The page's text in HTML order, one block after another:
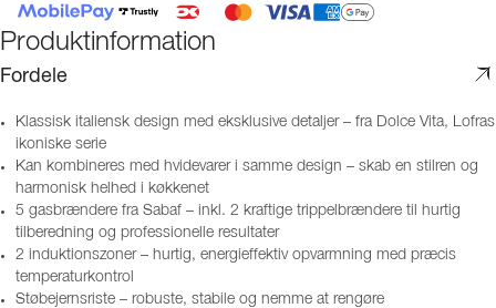
Produktinformation
Fordele
Klassisk italiensk design med eksklusive detaljer – fra Dolce Vita, Lofras
ikoniske serie
Kan kombineres med hvidevarer i samme design – skab en stilren og
harmonisk helhed i køkkenet
5 gasbrændere fra Sabaf – inkl. 2 kraftige trippelbrændere til hurtig
tilberedning og professionelle resultater
2 induktionszoner – hurtig, energieffektiv opvarmning med præcis
temperaturkontrol
Støbejernsriste – robuste, stabile og nemme at rengøre